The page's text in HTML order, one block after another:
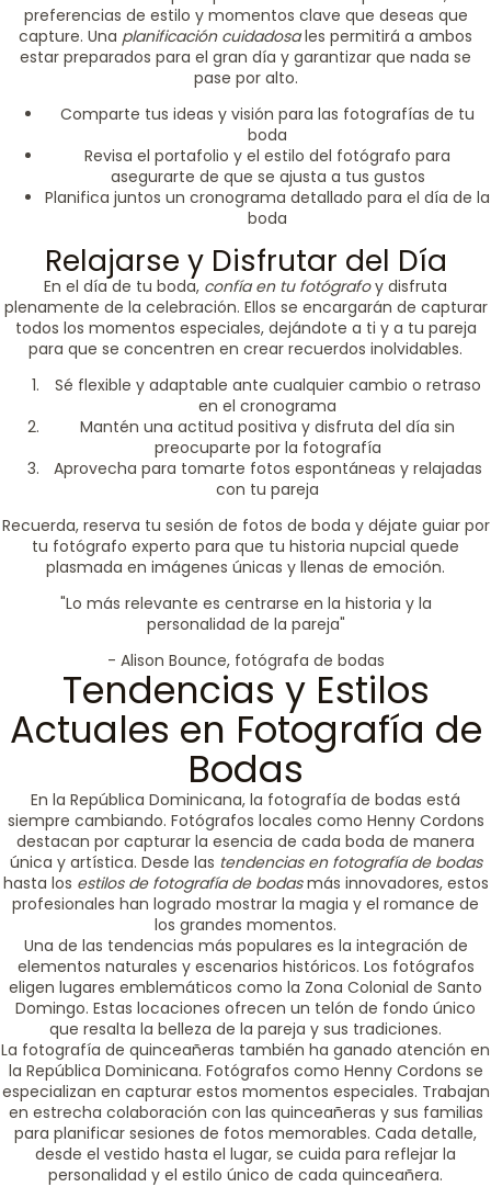
preferencias de estilo y momentos clave que deseas que
capture. Una planificación cuidadosales permitirá a ambos
estar preparados para el gran día y garantizar que nada se
pase por alto.
Comparte tus ideas y visión para las fotografías de tu
boda
Revisa el portafolio y el estilo del fotógrafo para
asegurarte de que se ajusta a tus gustos
Planifica juntos un cronograma detallado para el día de la
boda
Relajarse y Disfrutar del Día
En el día de tu boda, confía en tu fotógrafoy disfruta
plenamente de la celebración. Ellos se encargarán de capturar
todos los momentos especiales, dejándote a ti y a tu pareja
para que se concentren en crear recuerdos inolvidables.
Sé flexible y adaptable ante cualquier cambio o retraso
en el cronograma
Mantén una actitud positiva y disfruta del día sin
preocuparte por la fotografía
Aprovecha para tomarte fotos espontáneas y relajadas
con tu pareja
Recuerda, reserva tu sesión de fotos de boda y déjate guiar por
tu fotógrafo experto para que tu historia nupcial quede
plasmada en imágenes únicas y llenas de emoción.
"Lo más relevante es centrarse en la historia y la
personalidad de la pareja"
- Alison Bounce, fotógrafa de bodas
Tendencias y Estilos
Actuales en Fotografía de
Bodas
En la República Dominicana, la fotografía de bodas está
siempre cambiando. Fotógrafos locales como Henny Cordons
destacan por capturar la esencia de cada boda de manera
única y artística. Desde las tendencias en fotografía de bodas
hasta los estilos de fotografía de bodasmás innovadores, estos
profesionales han logrado mostrar la magia y el romance de
los grandes momentos.
Una de las tendencias más populares es la integración de
elementos naturales y escenarios históricos. Los fotógrafos
eligen lugares emblemáticos como la Zona Colonial de Santo
Domingo. Estas locaciones ofrecen un telón de fondo único
que resalta la belleza de la pareja y sus tradiciones.
La fotografía de quinceañeras también ha ganado atención en
la República Dominicana. Fotógrafos como Henny Cordons se
especializan en capturar estos momentos especiales. Trabajan
en estrecha colaboración con las quinceañeras y sus familias
para planificar sesiones de fotos memorables. Cada detalle,
desde el vestido hasta el lugar, se cuida para reflejar la
personalidad y el estilo único de cada quinceañera.